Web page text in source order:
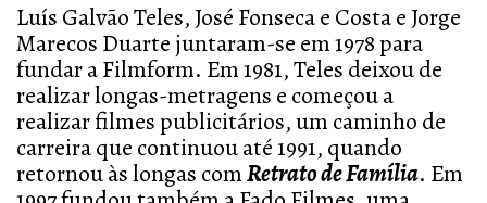
Luís Galvão Teles, José Fonseca e Costa e Jorge
Marecos Duarte juntaram-se em 1978 para
fundar a Filmform. Em 1981, Teles deixou de
realizar longas-metragens e começou a
realizar filmes publicitários, um caminho de
carreira que continuou até 1991, quando
retornou às longas comRetrato de Família. Em